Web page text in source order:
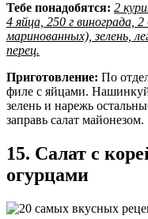
Тебе понадобятся: 2
4 яйца, 250 г винограда,
маринованных), зелень,
перец.
Приготовление: По
филе с яйцами.
зелень и нарежь
заправь салат майонезом.
15. Салат с
огурцами